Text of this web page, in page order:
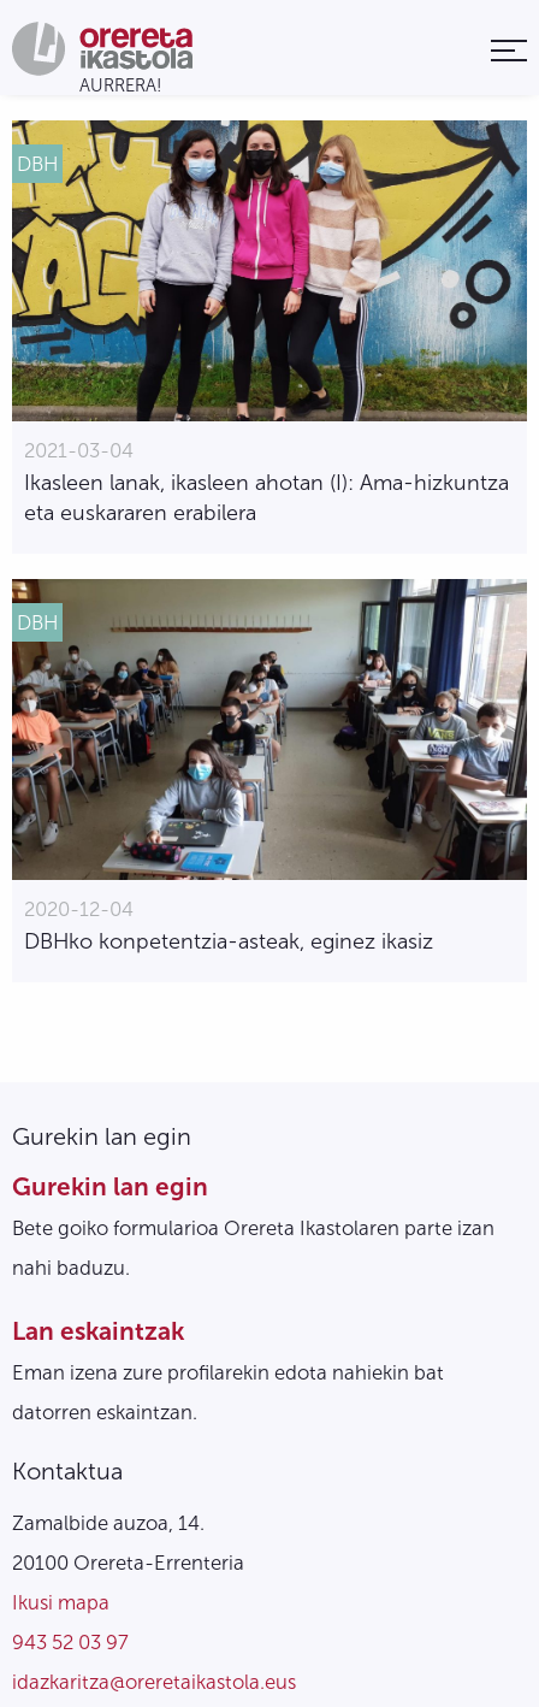
DBH
2021-03-04
Ikasleen lanak, ikasleen ahotan (I): Ama-hizkuntza
eta euskararen erabilera
DBH
2020-12-04
DBHko konpetentzia-asteak, eginez ikasiz
Gurekin lan egin
Gurekin lan egin
Bete goiko formularioa Orereta Ikastolaren parte izan
nahi baduzu.
Lan eskaintzak
Eman izena zure profilarekin edota nahiekin bat
datorren eskaintzan.
Kontaktua
Zamalbide auzoa, 14.
20100 Orereta-Errenteria
Ikusi mapa
943 52 03 97
idazkaritza@oreretaikastola.eus